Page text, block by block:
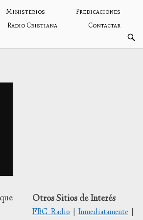
Ministerios
Predicaciones
Radio Cristiana
Contactar
ABRIR
BARRA
DE
Otros Sitios de Interés
FBC Radio|Inmediatamente|